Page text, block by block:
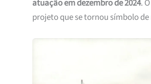
atuação em dezembro de 2024.
projeto que se tornou símbolo